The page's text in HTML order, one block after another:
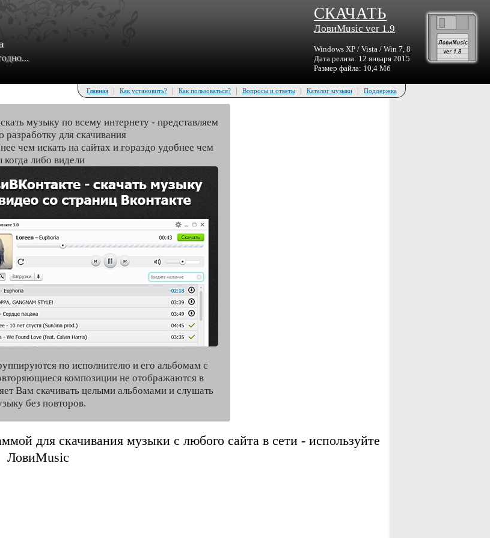
СКАЧАТЬ
ЛовиMusic ver 1.9
Windows XP / Vista / Win 7, 8
Дата релиза: 12 января 2015
Размер файла: 10,4 Мб
Главная | Как установить? | Как пользоваться? | Вопросы и ответы | Каталог музыки | Поддержка
музыку по всему интернету - представляем
для скачивания
чем искать на сайтах и гораздо удобнее чем
когда либо видели
по исполнителю и его альбомам с
композиции не отображаются в
Вам скачивать целыми альбомами и слушать
без повторов.
для скачивания музыки с любого сайта в сети - используйте
ЛовиMusic